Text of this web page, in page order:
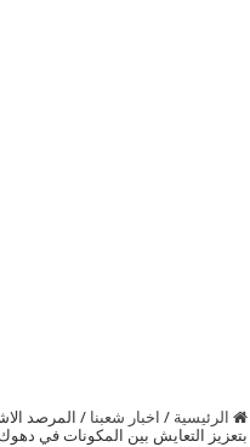
الرئيسية / اخبار شعبنا / المرصد
بتعزيز التعايش بين المكونات في دهوك